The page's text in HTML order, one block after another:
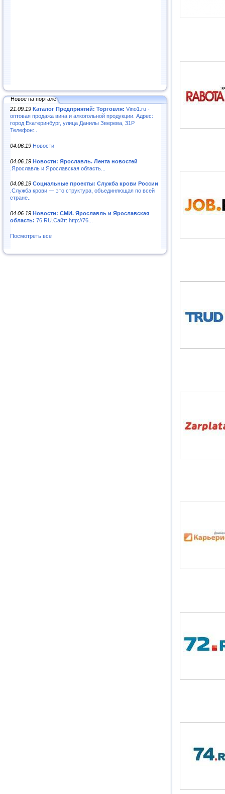
Новое на портале
21.09.19 Каталог Предприятий: Торговля: Vino1.ru -
оптовая продажа вина и алкогольной продукции. Адрес:
город Екатеринбург, улица Данилы Зверева, 31Р
Телефон:..
04.06.19 Новости
04.06.19 Новости: Ярославль. Лента новостей
.Ярославль и Ярославская область...
04.06.19 Социальные проекты: Служба крови России
.Служба крови — это структура, объединяющая по всей
стране..
04.06.19 Новости: СМИ. Ярославль и Ярославская
область: 76.RU.Сайт: http://76...
Посмотреть все